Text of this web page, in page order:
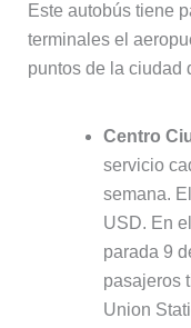
Este autobús tiene
terminales el
puntos de la ciudad
Centro
servicio
semana.
USD. En
parada 9
pasajeros
Union